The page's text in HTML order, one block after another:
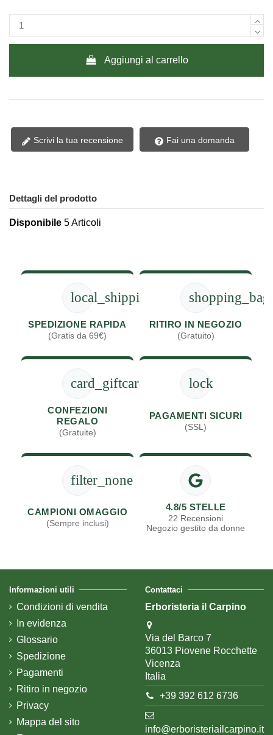
Aggiungi al carrello
Scrivi la tua recensione Fai una domanda
Dettagli del prodotto
Disponibile 5 Articoli
local_shipping
SPEDIZIONE RAPIDA
(Gratis da 69€)
shopping_bag
RITIRO IN NEGOZIO
(Gratuito)
card_giftcard
CONFEZIONI
REGALO
(Gratuite)
lock
PAGAMENTI SICURI
(SSL)
filter_none
CAMPIONI OMAGGIO
(Sempre inclusi)
4.8/5 STELLE
22 Recensioni
Negozio gestito da donne
Informazioni utili
Condizioni di vendita
In evidenza
Glossario
Spedizione
Pagamenti
Ritiro in negozio
Privacy
Mappa del sito
Contattaci
Erboristeria il Carpino
Via del Barco 7
36013 Piovene Rocchette
Vicenza
Italia
+39 392 612 6736
info@erboristeriailcarpino.it